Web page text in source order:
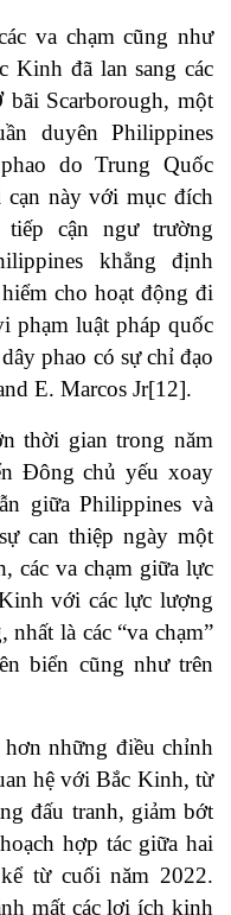
va chạm cũng như
Kinh đã lan sang các
bãi Scarborough, một
duyên Philippines
do Trung Quốc
này với mục đích
tiếp cận ngư trường
khẳng định
cho hoạt động đi
phạm luật pháp quốc
phao có sự chỉ đạo
E. Marcos Jr[12].
thời gian trong năm
Đông chủ yếu xoay
giữa Philippines và
can thiệp ngày một
các va chạm giữa lực
với các lực lượng
là các “va chạm”
biển cũng như trên
hơn những điều chỉnh
hệ với Bắc Kinh, từ
đấu tranh, giảm bớt
hợp tác giữa hai
từ cuối năm 2022.
mất các lợi ích kinh